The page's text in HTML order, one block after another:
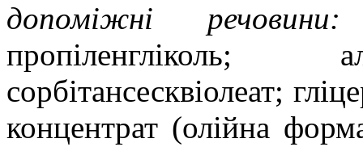
допоміжні речовини:
пропіленгліколь;
сорбітансесквіолеат;
концентрат (олійна